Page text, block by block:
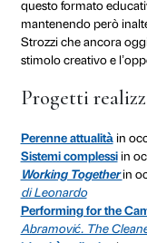
politica, il
e fotografia, il
Ogni progetto
di lavoro
esperienza sul
hanno
incrementare la
progetto.
Siamo partiti da